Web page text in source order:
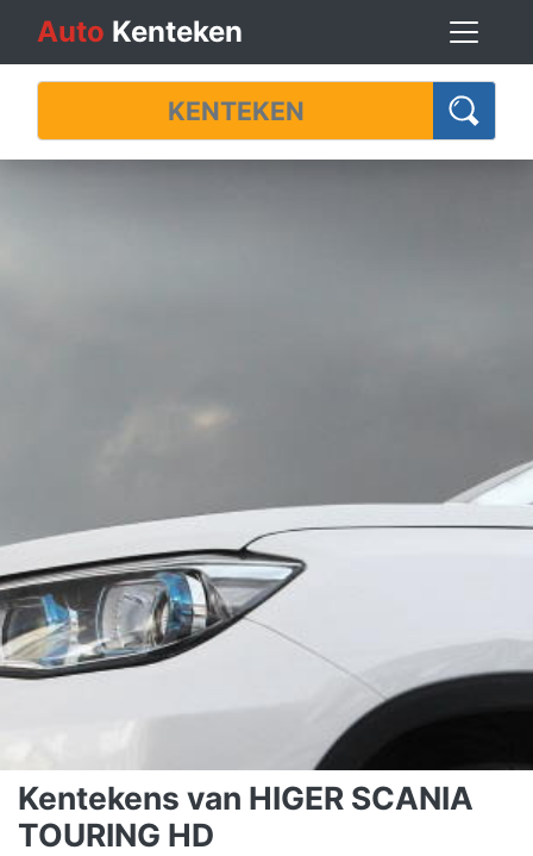
Auto Kenteken
Kentekens van HIGER SCANIA
TOURING HD